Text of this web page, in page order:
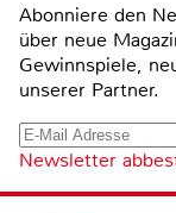
Abonniere den
über neue
Gewinnspiele,
unserer Partner.
Newsletter